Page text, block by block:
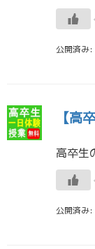
公開済み:
【高
公開済み: